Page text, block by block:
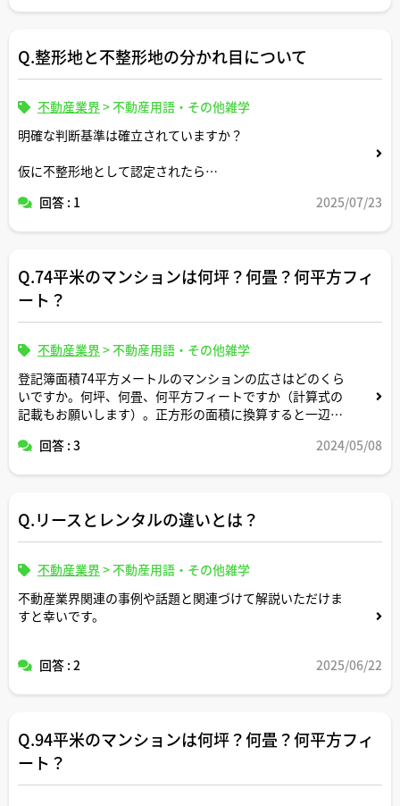
Q.整形地と不整形地の分かれ目について
不動産業界>不動産用語・その他雑学
明確な判断基準は確立されていますか？
仮に不整形地として認定されたら
すか？回答 : 1 2025/07/23
Q.74平米のマンションは何坪？何畳？何平方フィ
ート？
不動産業界>不動産用語・その他雑学
登記簿面積74平方メートルのマンションの広さはどのくら
いですか。何坪、何畳、何平方フィートですか（計算式の
記載もお願いします）。正方形の面積に換算すると一辺の
か。回答 : 3 2024/05/08
Q.リースとレンタルの違いとは？
不動産業界>不動産用語・その他雑学
不動産業界関連の事例や話題と関連づけて解説いただけま
すと幸いです。
回答 : 2 2025/06/22
Q.94平米のマンションは何坪？何畳？何平方フィ
ート？